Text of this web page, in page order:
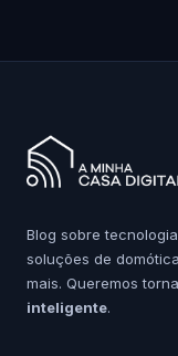
Blog sobre
soluções de
mais. Queremos
inteligente.